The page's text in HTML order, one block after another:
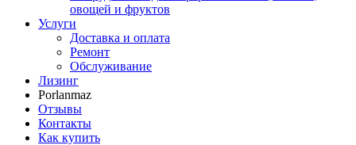
овощей и фруктов
Услуги
Доставка и оплата
Ремонт
Обслуживание
Лизинг
Porlanmaz
Отзывы
Контакты
Как купить